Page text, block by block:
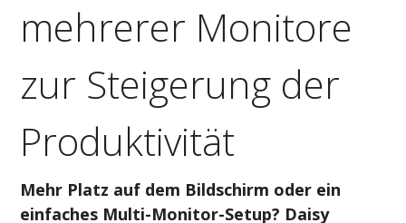
mehrerer Monitore
zur Steigerung der
Produktivität
Mehr Platz auf dem Bildschirm oder ein
einfaches Multi-Monitor-Setup? Daisy